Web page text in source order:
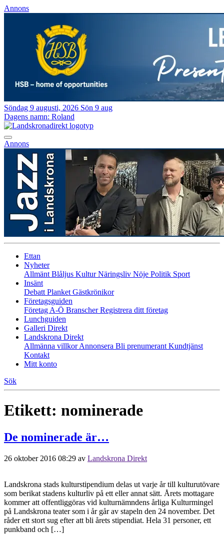
Annons
Söndag 9 augusti, 2026 Sön 9 aug
Dagens namn: Roland
Annons
Ettan
Nyheter
Allmänt Blåljus KulturNäringsliv Nöje Politik Sport
Insänt
Debatt Planket Gästkrönikor
Företagsguiden
Företag A-Ö BranscherRegistrera ditt företag
Lunchguiden
Galleri Direkt
Landskrona Direkt
Allmänna villkorAnnonsera Bli prenumerant Kundtjänst
Kontakt
Mitt konto
Sök
Etikett: nominerade
De nominerade är…
26 oktober 2016 08:29 av Landskrona Direkt
Landskrona stads kulturstipendium delas ut varje år till kulturutövare
som berikat stadens kulturliv på ett eller annat sätt. Årets mottagare
kommer att offentliggöras vid kulturnämndens årliga Kulturmingel
på Landskrona teater som i år går av stapeln den 24 november. Det
råder ett stort sug efter att bli årets stipendiat. Hela 31 personer, ett
punkband och […]